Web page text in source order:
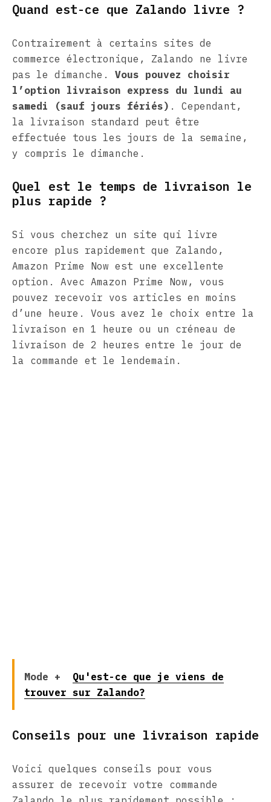
Quand est-ce que Zalando livre ?
Contrairement à certains sites de
commerce électronique, Zalando ne livre
pas le dimanche. Vous pouvez choisir
l’option livraison express du lundi au
samedi (sauf jours fériés) . Cependant,
la livraison standard peut être
effectuée tous les jours de la semaine,
y compris le dimanche.
Quel est le temps de livraison le
plus rapide ?
Si vous cherchez un site qui livre
encore plus rapidement que Zalando,
Amazon Prime Now est une excellente
option. Avec Amazon Prime Now, vous
pouvez recevoir vos articles en moins
d’une heure. Vous avez le choix entre la
livraison en 1 heure ou un créneau de
livraison de 2 heures entre le jour de
la commande et le lendemain.
Mode +
Qu'est-ce que je viens de
trouver sur Zalando?
Conseils pour une livraison rapide
Voici quelques conseils pour vous
assurer de recevoir votre commande